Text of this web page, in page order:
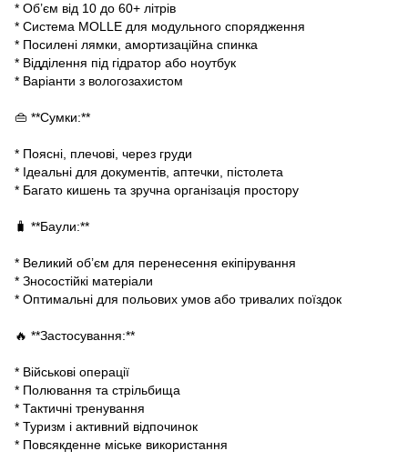
* Об’єм від 10 до 60+ літрів
* Система MOLLE для модульного спорядження
* Посилені лямки, амортизаційна спинка
* Відділення під гідратор або ноутбук
* Варіанти з вологозахистом
👜 **Сумки:**
* Поясні, плечові, через груди
* Ідеальні для документів, аптечки, пістолета
* Багато кишень та зручна організація простору
🧳 **Баули:**
* Великий об’єм для перенесення екіпірування
* Зносостійкі матеріали
* Оптимальні для польових умов або тривалих поїздок
🔥 **Застосування:**
* Військові операції
* Полювання та стрільбища
* Тактичні тренування
* Туризм і активний відпочинок
* Повсякденне міське використання